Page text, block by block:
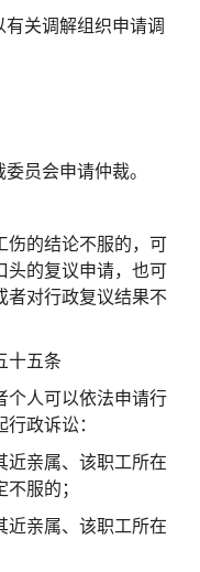
关调解组织申请调
员会申请仲裁。
伤的结论不服的，可
头的复议申请，也可
者对行政复议结果不
十五条
个人可以依法申请行
政诉讼：
近亲属、该职工所在
服的；
近亲属、该职工所在